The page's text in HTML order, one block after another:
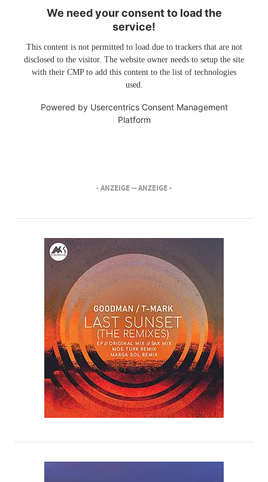
We need your consent to load the
service!
This content is not permitted to load due to trackers that are not
disclosed to the visitor. The website owner needs to setup the site
with their CMP to add this content to the list of technologies
used.
Powered by Usercentrics Consent Management
Platform
- ANZEIGE -- ANZEIGE -